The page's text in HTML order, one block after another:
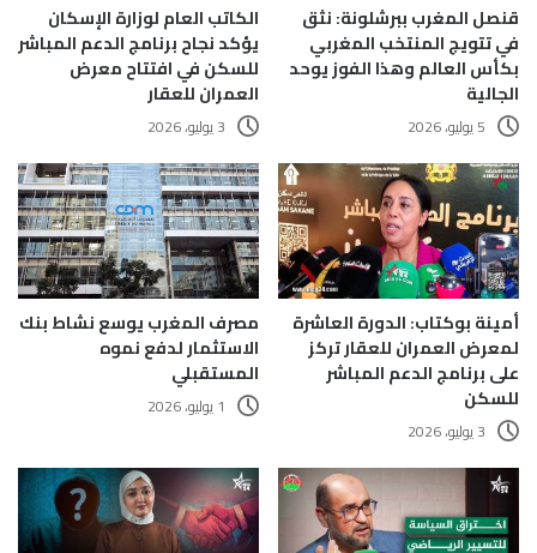
قنصل المغرب ببرشلونة: نثق
في تتويج المنتخب المغربي
بكأس العالم وهذا الفوز يوحد
الجالية
5 يوليو، 2026
الكاتب العام لوزارة الإسكان
يؤكد نجاح برنامج الدعم المباشر
للسكن في افتتاح معرض
العمران للعقار
3 يوليو، 2026
أمينة بوكتاب: الدورة العاشرة
لمعرض العمران للعقار تركز
على برنامج الدعم المباشر
للسكن
3 يوليو، 2026
مصرف المغرب يوسع نشاط بنك
الاستثمار لدفع نموه
المستقبلي
1 يوليو، 2026